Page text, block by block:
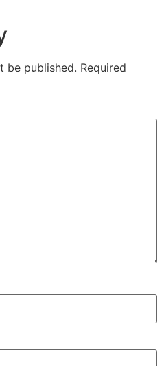
be published. Required